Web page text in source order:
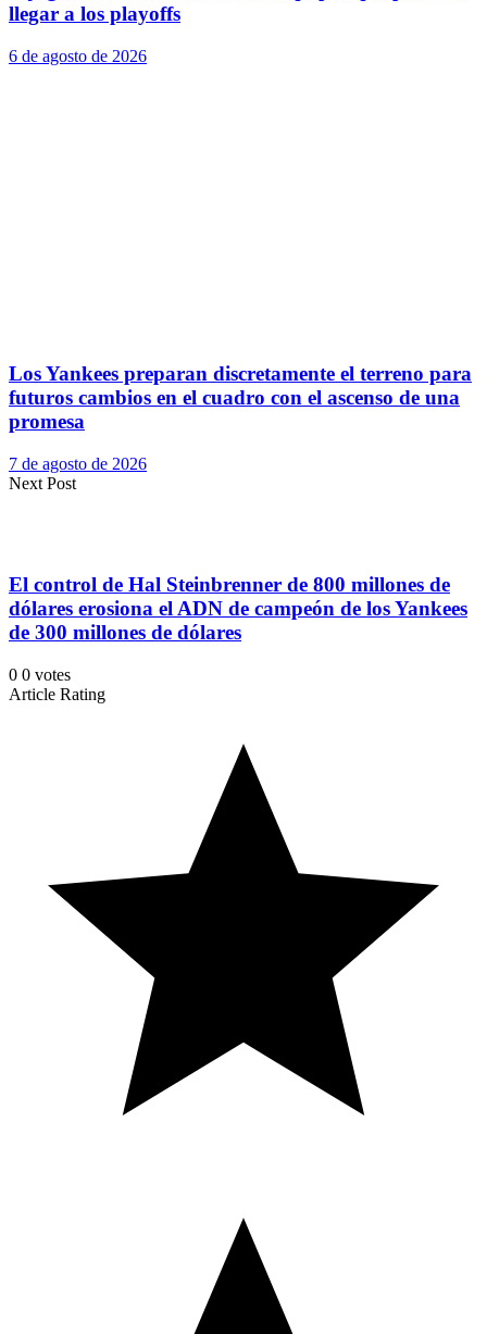
llegar a los playoffs
6 de agosto de 2026
Los Yankees preparan discretamente el terreno para
futuros cambios en el cuadro con el ascenso de una
promesa
7 de agosto de 2026
Next Post
El control de Hal Steinbrenner de 800 millones de
dólares erosiona el ADN de campeón de los Yankees
de 300 millones de dólares
0 0 votes
Article Rating